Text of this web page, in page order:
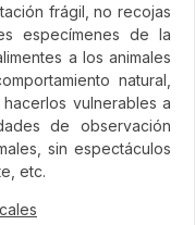
frágil, no recojas
especímenes de la
a los animales
natural,
vulnerables a
de observación
sin espectáculos
etc.